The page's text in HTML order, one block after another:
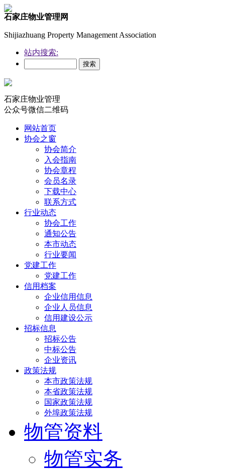
石家庄物业管理网
Shijiazhuang Property Management Association
站内搜索:
石家庄物业管理
公众号微信二维码
网站首页
协会之窗
协会简介
入会指南
协会章程
会员名录
下载中心
联系方式
行业动态
协会工作
通知公告
本市动态
行业要闻
党建工作
党建工作
信用档案
企业信用信息
企业人员信息
信用建设公示
招标信息
招标公告
中标公告
企业资讯
政策法规
本市政策法规
本省政策法规
国家政策法规
外埠政策法规
物管资料
物管实务